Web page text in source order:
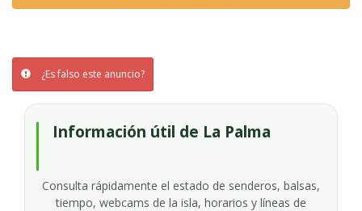
¿Es falso este anuncio?
Información útil de La Palma
Consulta rápidamente el estado de senderos, balsas,
tiempo, webcams de la isla, horarios y líneas de